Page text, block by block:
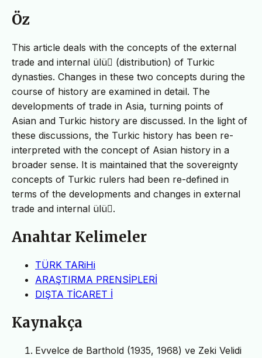
Öz
This article deals with the concepts of the external
trade and internal ülü􏰂 (distribution) of Turkic
dynasties. Changes in these two concepts during the
course of history are examined in detail. The
developments of trade in Asia, turning points of
Asian and Turkic history are discussed. In the light of
these discussions, the Turkic history has been re-
interpreted with the concept of Asian history in a
broader sense. It is maintained that the sovereignty
concepts of Turkic rulers had been re-defined in
terms of the developments and changes in external
trade and internal ülü􏰂.
Anahtar Kelimeler
TÜRK TARiHi
ARAŞTIRMA PRENSİPLERİ
DIŞTA TİCARET İ
Kaynakça
Evvelce de Barthold (1935, 1968) ve Zeki Velidi